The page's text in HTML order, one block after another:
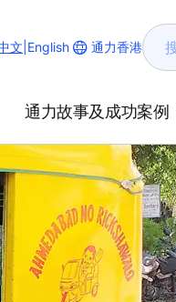
文 English 通力香港
搜
尋
通力故事及成功案例